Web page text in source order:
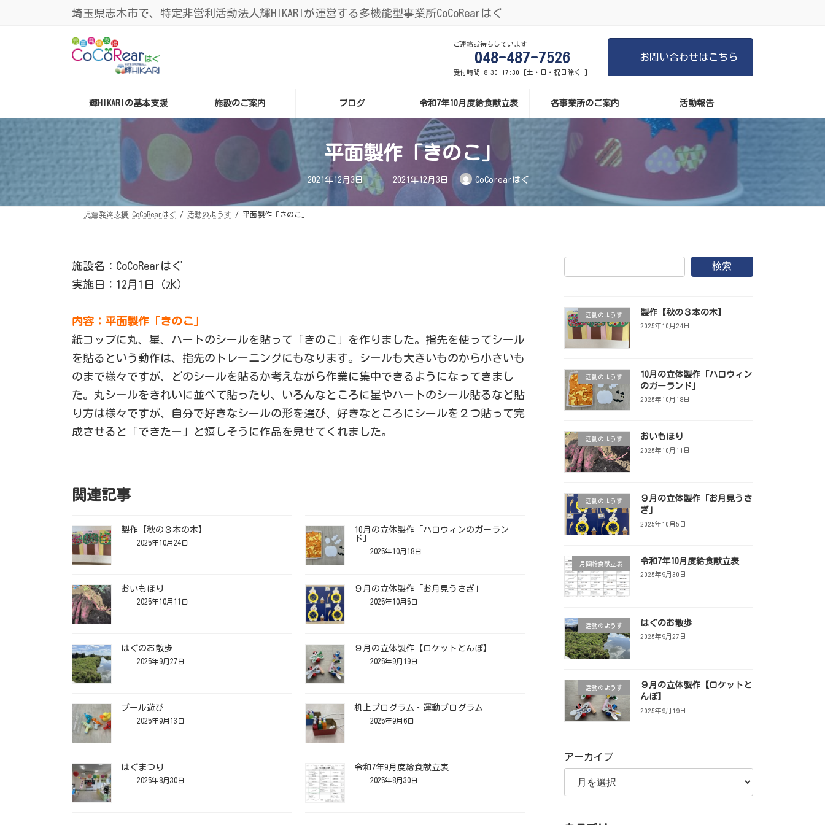
埼玉県志木市で、特定非営利活動法人輝HIKARIが運営する多機能型事業所CoCoRearはぐ
ご連絡お待ちしています
048-487-7526
受付時間 8:30-17:30 [土・日・祝日除く ]
お問い合わせはこちら
輝HIKARIの基本支援 施設のご案内 ブログ 令和7年10月度給食献立表 各事業所のご案内 活動報告
平面製作「きのこ」
2021年12月3日
最
終
更
新
日
2021年12月3日 CoCorearはぐ
児童発達支援 CoCoRearはぐ 活動のようす 平面製作「きのこ」
施設名：CoCoRearはぐ
実施日：12月1日（水）
内容：平面製作「きのこ」
紙コップに丸、星、ハートのシールを貼って「きのこ」を作りました。指先を使ってシール
を貼るという動作は、指先のトレーニングにもなります。シールも大きいものから小さいも
のまで様々ですが、どのシールを貼るか考えながら作業に集中できるようになってきまし
た。丸シールをきれいに並べて貼ったり、いろんなところに星やハートのシール貼るなど貼
り方は様々ですが、自分で好きなシールの形を選び、好きなところにシールを２つ貼って完
成させると「できたー」と嬉しそうに作品を見せてくれました。
関連記事
製作【秋の３本の木】
2025年10月24日
10月の立体製作「ハロウィンのガーラン
ド」
2025年10月18日
おいもほり
2025年10月11日
９月の立体製作「お月見うさぎ」
2025年10月5日
はぐのお散歩
2025年9月27日
９月の立体製作【ロケットとんぼ】
2025年9月19日
プール遊び
2025年9月13日
机上プログラム・運動プログラム
2025年9月6日
はぐまつり
2025年8月30日
令和7年9月度給食献立表
2025年8月30日
検索
活動のようす 製作【秋の３本の木】
2025年10月24日
活動のようす
10月の立体製作「ハロウィン
のガーランド」
2025年10月18日
活動のようす おいもほり
2025年10月11日
活動のようす
９月の立体製作「お月見うさ
ぎ」
2025年10月5日
月間給食献立表 令和7年10月度給食献立表
2025年9月30日
活動のようす はぐのお散歩
2025年9月27日
活動のようす
９月の立体製作【ロケットと
んぼ】
2025年9月19日
アーカイブ